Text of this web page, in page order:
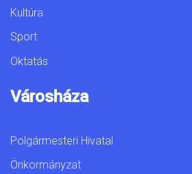
Kultúra
Sport
Oktatás
Városháza
Polgármesteri Hivatal
Önkormányzat